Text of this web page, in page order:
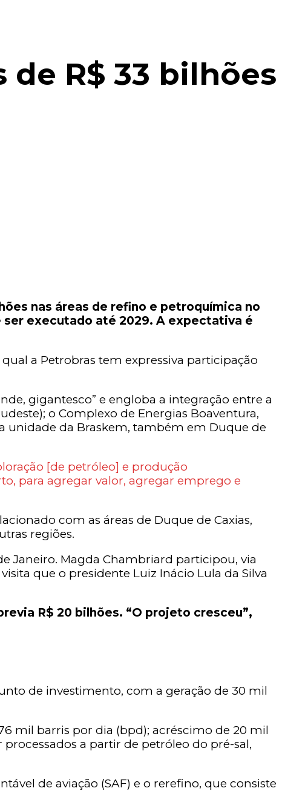
R$ 33 bilhões
nas áreas de refino e petroquímica no
ser executado até 2029. A expectativa é
a Petrobras tem expressiva participação
gigantesco” e engloba a integração entre a
o Complexo de Energias Boaventura,
unidade da Braskem, também em Duque de
[de petróleo] e produção
para agregar valor, agregar emprego e
com as áreas de Duque de Caxias,
regiões.
Janeiro. Magda Chambriard participou, via
que o presidente Luiz Inácio Lula da Silva
R$ 20 bilhões. “O projeto cresceu”,
de investimento, com a geração de 30 mil
mil barris por dia (bpd); acréscimo de 20 mil
a partir de petróleo do pré-sal,
de aviação (SAF) e o rerefino, que consiste